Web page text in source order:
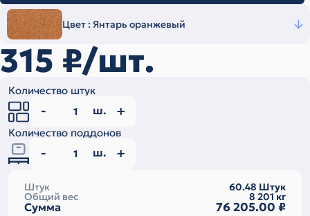
Цвет : Янтарь оранжевый
315 ₽/шт.
Количество штук
ш.
Количество поддонов
ш.
Штук 60.48 Штук
Общий вес 8 201кг
Сумма 76 205.00 ₽